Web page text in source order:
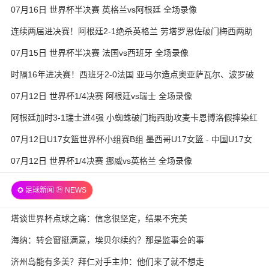
07月16日 世界杯半决赛 英格兰vs阿根廷 全场录像
连续两届进决赛！阿根廷2-1绝杀英格兰 劳塔罗恩佐破门梅西两助
07月15日 世界杯半决赛 法国vs西班牙 全场录像
时隔16年进决赛！西班牙2-0法国 亚马尔造点奥亚萨瓦尔、波罗破
07月12日 世界杯1/4决赛 阿根廷vs瑞士 全场录像
阿根廷加时3-1瑞士进4强 小蜘蛛破门梅西助攻麦卡恩博洛假摔染红
07月12日U17女篮世界杯小组赛B组 墨西哥U17女篮 - 中国U17女
篮 全场录像
07月12日 世界杯1/4决赛 挪威vs英格兰 全场录像
✪ 足球新闻 ㉔ NEWS
塔谈世界杯点球之痛：信念很坚定，结果不完美
海纳：转会窗挺满意，埃贝尔续约？那是监事会的事
济州岛能有多美？拜仁对手主帅：他们来了就不想走